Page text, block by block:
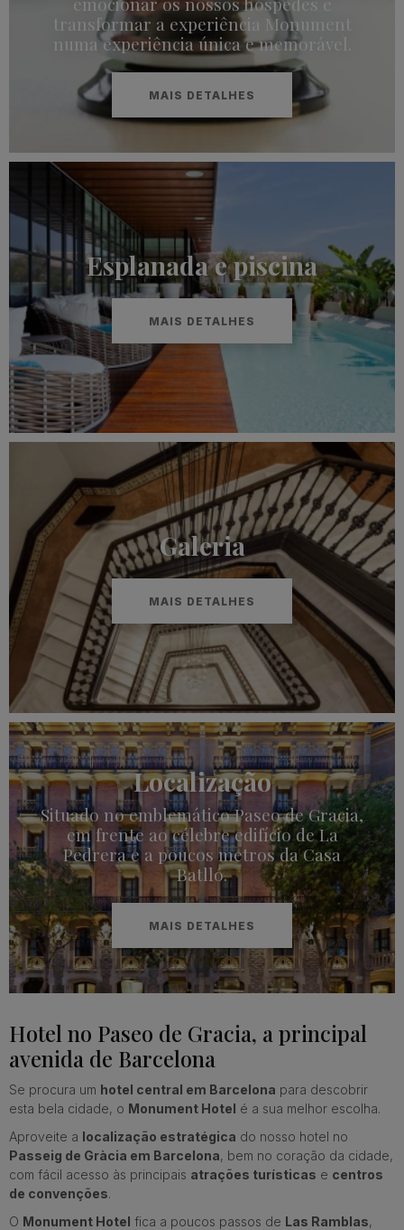
transformar a experiência Monument
numa experiência única e memorável.
MAIS DETALHES
Esplanada e piscina
MAIS DETALHES
Galeria
MAIS DETALHES
Localização
Situado no emblemático Paseo de Gracia,
em frente ao célebre edifício de La
Pedrera e a poucos metros da Casa
Batlló.
MAIS DETALHES
Hotel no Paseo de Gracia, a principal
avenida de Barcelona
Se procura um hotel central em Barcelona para descobrir
esta bela cidade, o Monument Hotel é a sua melhor escolha.
Aproveite a localização estratégica do nosso hotel no
Passeig de Gràcia em Barcelona, bem no coração da cidade,
com fácil acesso às principais atrações turísticas e centros
de convenções.
O Monument Hotel fica a poucos passos de Las Ramblas,